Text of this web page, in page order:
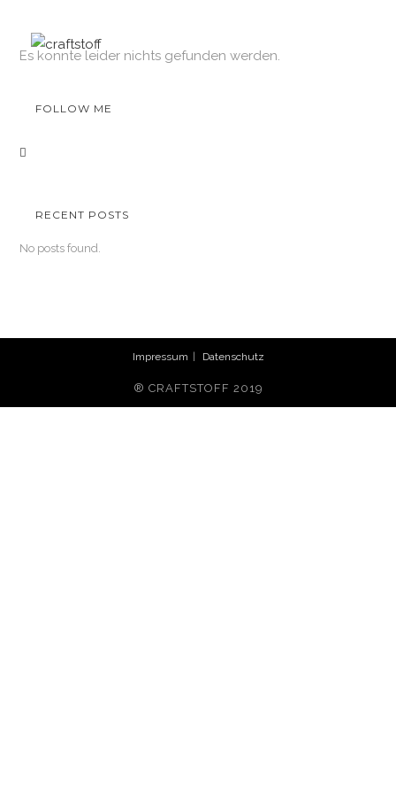
Es konnte leider nichts gefunden werden.
FOLLOW ME
RECENT POSTS
No posts found.
Impressum Datenschutz
® CRAFTSTOFF 2019